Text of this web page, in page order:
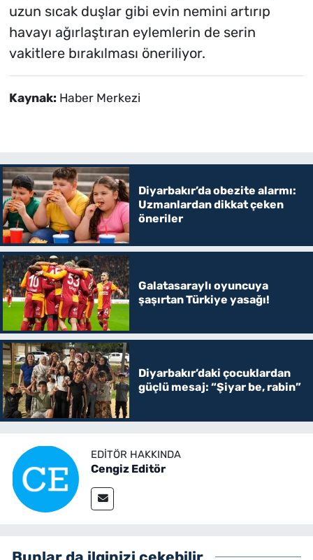
uzun sıcak duşlar gibi evin nemini artırıp
havayı ağırlaştıran eylemlerin de serin
vakitlere bırakılması öneriliyor.
Kaynak: Haber Merkezi
Diyarbakır’da obezite alarmı:
Uzmanlardan dikkat çeken
öneriler
Galatasaraylı oyuncuya
şaşırtan Türkiye yasağı!
Diyarbakır’daki çocuklardan
güçlü mesaj: “Şiyar be, rabin”
EDITÖR HAKKINDA
Cengiz Editör